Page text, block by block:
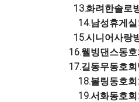
13.화려한솔로
14.남성휴게
15.시니어사랑
16.웰빙댄스동
17.길동무동호
18.볼링동호
19.서화동호